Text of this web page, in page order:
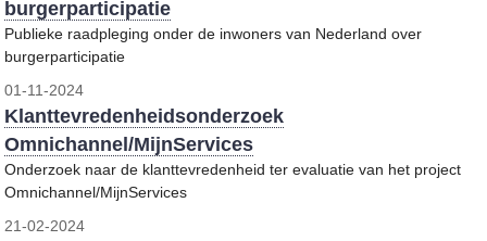
burgerparticipatie
Publieke raadpleging onder de inwoners van Nederland over
burgerparticipatie
01-11-2024
Klanttevredenheidsonderzoek
Omnichannel/MijnServices
Onderzoek naar de klanttevredenheid ter evaluatie van het project
Omnichannel/MijnServices
21-02-2024